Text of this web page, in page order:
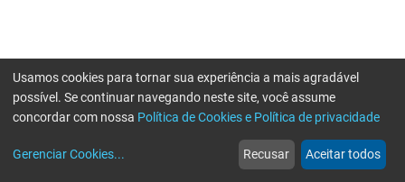
web
Notícias
more_horiz
Mais
Usamos cookies para tornar sua experiência a mais agradável
possível. Se continuar navegando neste site, você assume
concordar com nossa Política de Cookies e Política de privacidade
Gerenciar Cookies... Recusar Aceitar todos
Erro ao enviar informações, por favor tente novamente